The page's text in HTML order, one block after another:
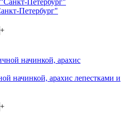
Петербург"
+
начинкой, арахис лепестками и
+